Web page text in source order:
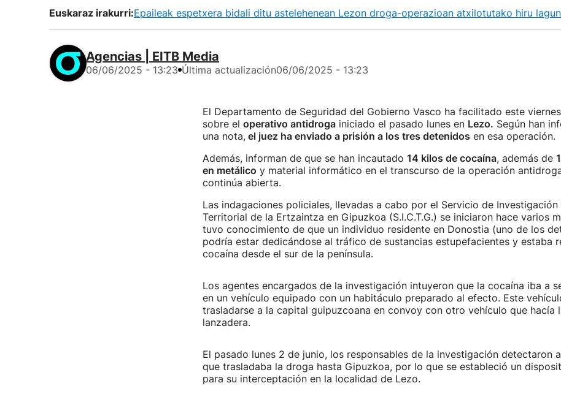
Euskaraz irakurri:Epaileak espetxera bidali ditu astelehenean Lezon droga-operazioan atxilotutako hiru
Agencias | EITB Media
06/06/2025 - 13:23 Última actualización06/06/2025 - 13:23
El Departamento de Seguridad del Gobierno Vasco ha facilitado este
sobre el operativo antidrogainiciado el pasado lunes en Lezo. Según han
una nota,el juez ha enviado a prisión a los tres detenidos en esa operación.
Además, informan de que se han incautado 14 kilos de cocaína, además de
en metálico y material informático en el transcurso de la operación
continúa abierta.
Las indagaciones policiales, llevadas a cabo por el Servicio de Investigación
Territorial de la Ertzaintza en Gipuzkoa (S.I.C.T.G.) se iniciaron hace varios
tuvo conocimiento de que un individuo residente en Donostia (uno de los
podría estar dedicándose al tráfico de sustancias estupefacientes y estaba
cocaína desde el sur de la península.
Los agentes encargados de la investigación intuyeron que la cocaína iba a
en un vehículo equipado con un habitáculo preparado al efecto. Este
trasladarse a la capital guipuzcoana en convoy con otro vehículo que hacía
lanzadera.
El pasado lunes 2 de junio, los responsables de la investigación detectaron
que trasladaba la droga hasta Gipuzkoa, por lo que se estableció un
para su interceptación en la localidad de Lezo.